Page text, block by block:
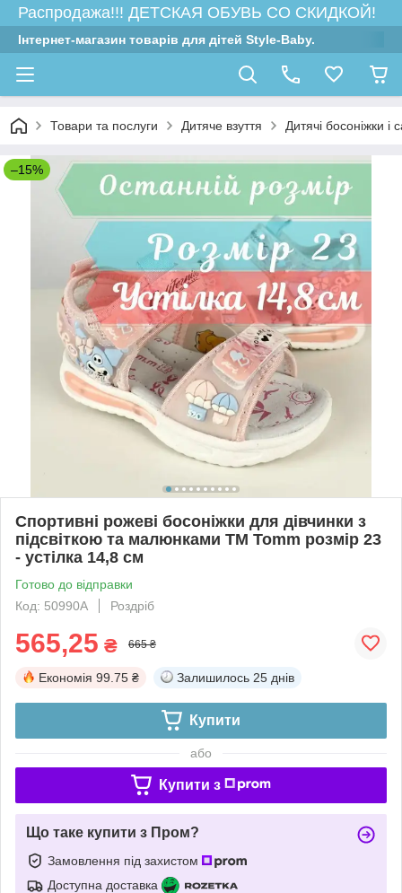
Распродажа!!! ДЕТСКАЯ ОБУВЬ СО СКИДКОЙ!
Інтернет-магазин товарів для дітей Style-Baby.
Товари та послуги Дитяче взуття Дитячі босоніжки і
–15%
Спортивні рожеві босоніжки для дівчинки з
підсвіткою та малюнками ТМ Tomm розмір 23
- устілка 14,8 см
Готово до відправки
Код: 50990A
Роздріб
565,25 ₴ 665 ₴
Економія 99.75 ₴ Залишилось 25 днів
Купити
або
Купити з
Що таке купити з Пром?
Замовлення під захистом
Доступна доставка